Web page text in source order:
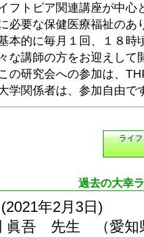
フトピア関連講座が中心
必要な保健医療福祉のあ
本的に毎月１回、１８時
な講師の方をお迎えして
の研究会への参加は、
学関係者は、参加自由で
ライ
過去の大幸
年2月3日)
吾 先生 （愛知県